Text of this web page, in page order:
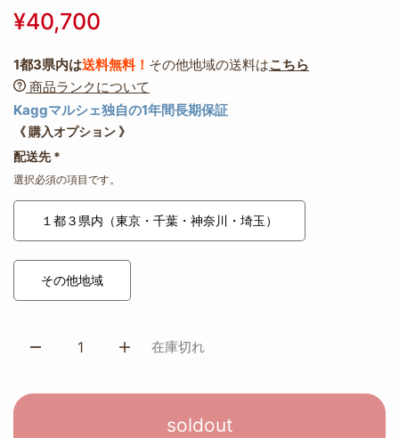
¥40,700
1都3県内は送料無料！ その他地域の送料はこちら
商品ランクについて
Kaggマルシェ独自の1年間長期保証
《 購入オプション 》
配送先*
選択必須の項目です。
１都３県内（東京・千葉・神奈川・埼玉）
その他地域
在庫切れ
soldout